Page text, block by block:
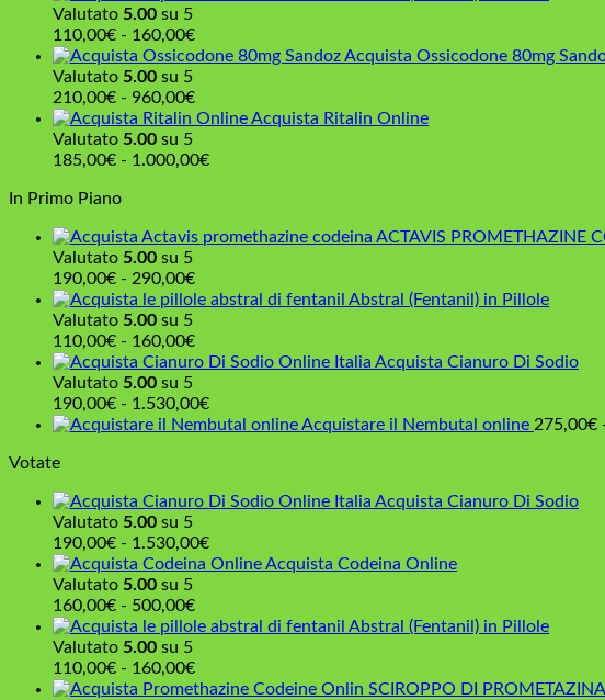
Valutato 5.00 su 5
110,00€ - 160,00€Fascia
di
da
110,00€
160,00€
Acquista Ossicodone 80mg
Valutato 5.00 su 5
210,00€ - 960,00€Fascia
di
da
Acquista Ritalin Online
Valutato 5.00 su 5
185,00€ - 1.000,00€Fascia
185,00€
In Primo Piano
ACTAVIS PROMETHAZINE
Valutato 5.00 su 5
190,00€ - 290,00€Fascia
di
da
190,00€
290,00€
Abstral (Fentanil) in Pillole
Valutato 5.00 su 5
110,00€ - 160,00€Fascia
di
da
110,00€
Acquista Cianuro Di Sodio
Valutato 5.00 su 5
190,00€ - 1.530,00€Fascia
di
a
Acquistare il Nembutal online 275,00€
Votate
Acquista Cianuro Di Sodio
Valutato 5.00 su 5
190,00€ - 1.530,00€Fascia
di
190,00€
Acquista Codeina Online
Valutato 5.00 su 5
160,00€ - 500,00€Fascia
di
da
160,00€
Abstral (Fentanil) in Pillole
Valutato 5.00 su 5
110,00€ - 160,00€Fascia
di
SCIROPPO DI